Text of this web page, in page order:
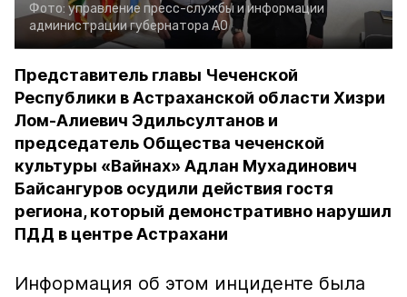
Фото: управление пресс-службы и информации
администрации губернатора АО
Представитель главы Чеченской
Республики в Астраханской области Хизри
Лом-Алиевич Эдильсултанов и
председатель Общества чеченской
культуры «Вайнах» Адлан Мухадинович
Байсангуров осудили действия гостя
региона, который демонстративно нарушил
ПДД в центре Астрахани
Информация об этом инциденте была